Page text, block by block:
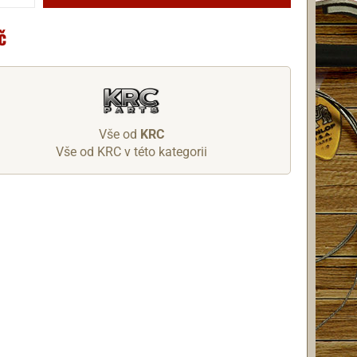
Vše od KRC
Vše od KRC v této kategorii